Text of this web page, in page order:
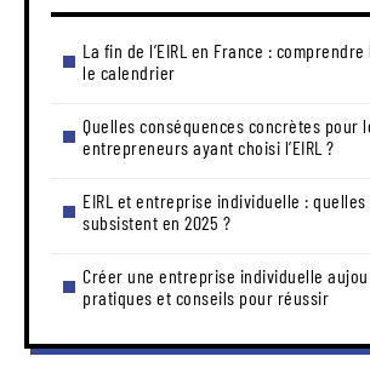
La fin de l’EIRL en France :
le calendrier
Quelles conséquences concrètes pour
entrepreneurs ayant choisi l’EIRL ?
EIRL et entreprise individuelle :
subsistent en 2025 ?
Créer une entreprise individuelle
pratiques et conseils pour réussir